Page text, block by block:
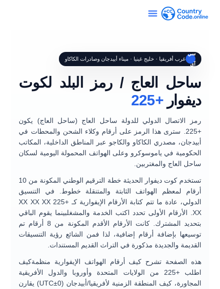
سي
آي
غرب أفريقيا · خليج غينيا · ميناء أبيدجان وصادرات الكاكاو
ساحل العاج / رمز البلد لكوت
ديفوار+225
رمز الاتصال الدولي للدولة ساحل العاج (ساحل العاج) يكون
+225
. سترى هذا الرمز على أرقام وكلاء الشحن والمحطات في
أبيدجان، مصدري الكاكاو والكاجو عبر المناطق الداخلية، المكاتب
الحكومية في ياموسوكرو وعلى الهواتف المحمولة اليومية لسكان
ساحل العاج والمغتربين.
تستخدم كوت ديفوار الحديثة
خطة الترقيم الوطني المكونة من 10
أرقام لمعظم الهواتف الثابتة والمتنقلة خطوط. في التنسيق
الدولي، عادة ما تتم كتابة الأرقام الإيفوارية كـ
+225 XX XX XX
XX . الأرقام الأولى تحدد اكتب الخدمة والمشغلبينما يقوم الباقي
بتحديد المشترك. كانت الأرقام الأقدم المكونة من 8 أرقام تم
توسيعها بإضافة أرقام إضافية، لذا فمن الشائع رؤية التنسيقات
القديمة والجديدة مذكورة في التراث القديم المستندات.
هذه الصفحة تشرح كيف أرقام الهواتف الإيفوارية منظمةكيف
اطلب +225
من الولايات المتحدة وأوروبا والدول الأفريقية
المجاورة، كيف المنطقة الزمنية لأفريقيا/أبيدجان (UTC±0)
يقارن